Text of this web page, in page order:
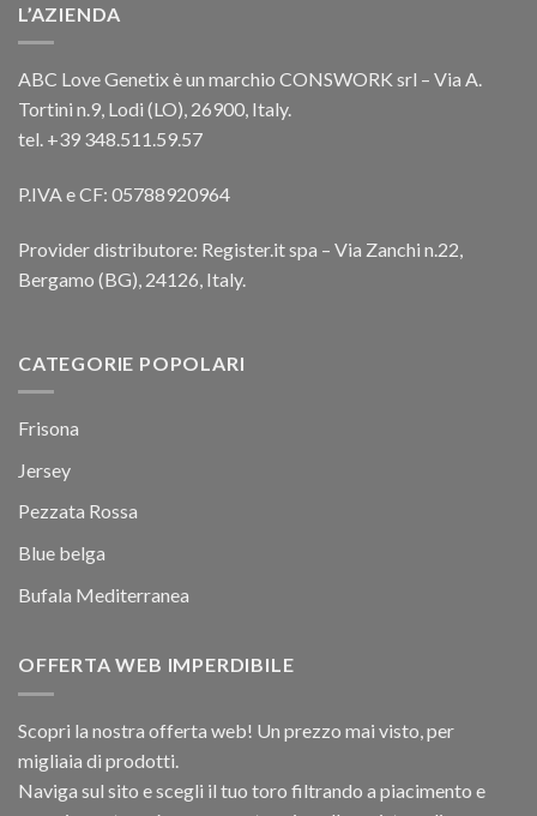
L’AZIENDA
ABC Love Genetix è un marchio CONSWORK srl – Via A.
Tortini n.9, Lodi (LO), 26900, Italy.
tel. +39 348.511.59.57
P.IVA e CF: 05788920964
Provider distributore: Register.it spa – Via Zanchi n.22,
Bergamo (BG), 24126, Italy.
CATEGORIE POPOLARI
Frisona
Jersey
Pezzata Rossa
Blue belga
Bufala Mediterranea
OFFERTA WEB IMPERDIBILE
Scopri la nostra offerta web! Un prezzo mai visto, per
migliaia di prodotti.
Naviga sul sito e scegli il tuo toro filtrando a piacimento e